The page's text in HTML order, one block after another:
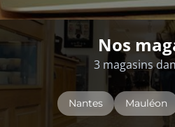
Nos
3 magasins
Nantes Mauléon